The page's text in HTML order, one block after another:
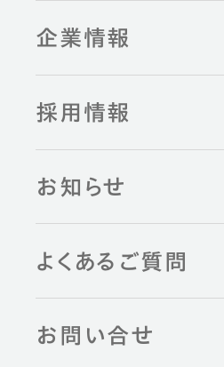
企業情報
採用情報
お知らせ
よくあるご質問
お問い合せ